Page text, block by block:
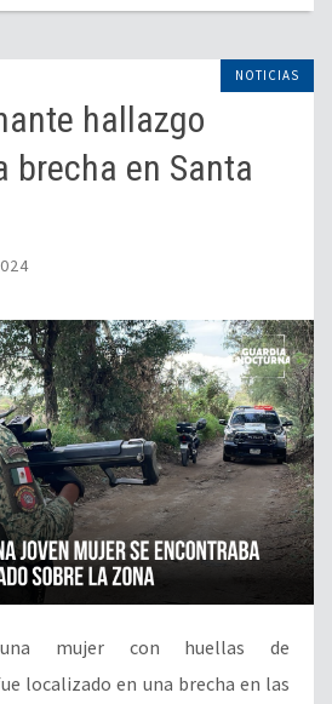
NOTICIAS
hallazgo
brecha en Santa
mujer con huellas de
localizado en una brecha en las